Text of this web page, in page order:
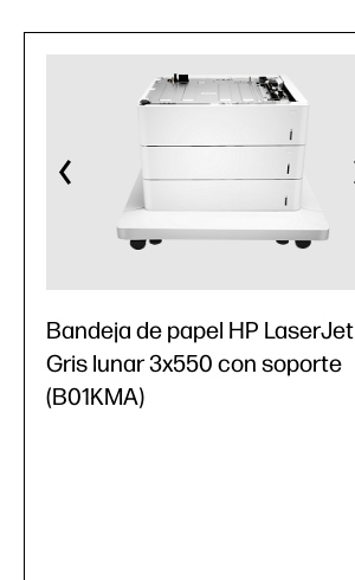
Bandeja de papel HP LaserJet
Gris lunar 3x550 con soporte
(B01KMA)